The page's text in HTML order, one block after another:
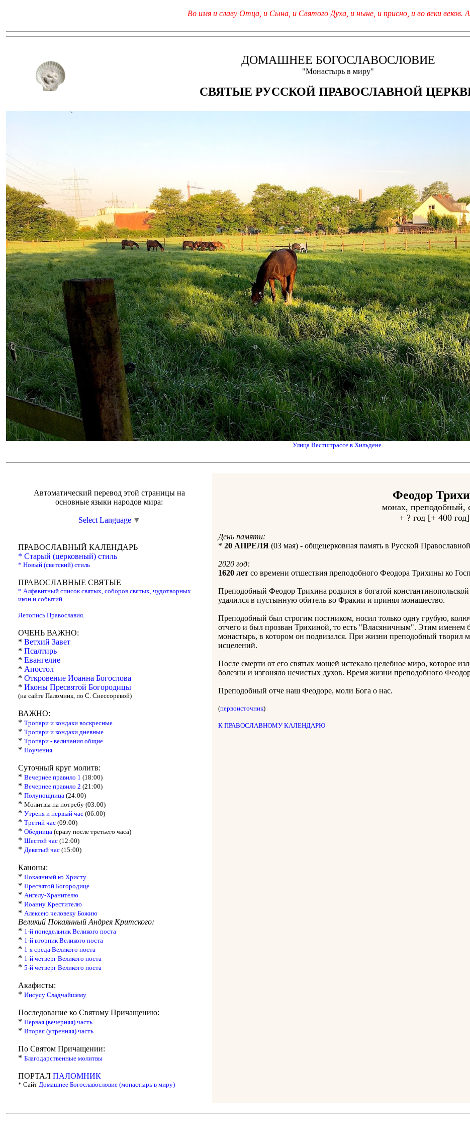
Во имя и славу Отца, и Сына, и Святого Духа, и ныне, и присно, и во веки веков.
ДОМАШНЕЕ БОГОСЛАВОСЛОВИЕ
"Монастырь в миру"
СВЯТЫЕ РУССКОЙ ПРАВОСЛАВНОЙ
Улица Вестштрассе в Хильдене.
Автоматический перевод этой страницы на
основные языки народов мира:
Select Language ▼
ПРАВОСЛАВНЫЙ КАЛЕНДАРЬ
* Старый (церковный) стиль
* Новый (светский) стиль
ПРАВОСЛАВНЫЕ СВЯТЫЕ
* Алфавитный список святых, соборов святых, чудотворных
икон и событий.
Летопись Православия.
ОЧЕНЬ ВАЖНО:
* Ветхий Завет
* Псалтирь
* Евангелие
* Апостол
* Откровение Иоанна Богослова
* Иконы Пресвятой Богородицы
(на сайте Паломник, по С. Снессоревой)
ВАЖНО:
* Тропари и кондаки воскресные
* Тропари и кондаки дневные
* Тропари - величания общие
* Поучения
Суточный круг молитв:
* Вечериее правило 1 (18:00)
* Вечернее правило 2 (21:00)
* Полунощница (24:00)
* Молитвы на потребу (03:00)
* Утреня и первый час (06:00)
* Третий час (09:00)
* Обедница (сразу после третьего часа)
* Шестой час (12:00)
* Девятый час (15:00)
Каноны:
* Покаянный ко Христу
* Пресвятой Богородице
* Ангелу-Хранителю
* Иоанну Крестителю
* Алексею человеку Божию
Великий Покаянный Андрея Критского:
* 1-й понедельник Великого поста
* 1-й вторник Великого поста
* 1-я среда Великого поста
* 1-й четверг Великого поста
* 5-й четверг Великого поста
Акафисты:
* Иисусу Сладчайшему
Последование ко Святому Причащению:
* Первая (вечерняя) часть
* Вторая (утренняя) часть
По Святом Причащении:
* Благодарственные молитвы
ПОРТАЛ ПАЛОМНИК
* Сайт Домашнее Богославословие (монастырь в миру)
Феодор
монах, преподобный,
+ ? год [+ 400
День памяти:
* 20 АПРЕЛЯ (03 мая) - общецерковная память в Русской
2020 год:
1620 лет со времени отшествия преподобного Феодора Трихины ко
Преподобный Феодор Трихина родился в богатой
удалился в пустынную обитель во Фракии и принял монашество.
Преподобный был строгим постником, носил только одну грубую,
отчего и был прозван Трихиной, то есть "Власяничным". Этим именем
монастырь, в котором он подвизался. При жизни преподобный творил
исцелений.
После смерти от его святых мощей истекало целебное миро, которое
болезни и изгоняло нечистых духов. Время жизни преподобного
Преподобный отче наш Феодоре, моли Бога о нас.
(первоисточник)
К ПРАВОСЛАВНОМУ КАЛЕНДАРЮ